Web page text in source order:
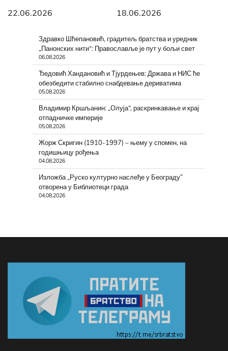
22.06.2026 18.06.2026
Здравко Шћепановић, градитељ братства и уредник
„Панонских нити“: Православље је пут у бољи свет
06.08.2026
Ђедовић Хандановић и Тјурдењев: Држава и НИС ће
обезбедити стабилно снабдевање дериватима
05.08.2026
Владимир Кршљанин: „Олуја“, раскринкавање и крај
отпадничке империје
05.08.2026
Жорж Скригин (1910-1997) – њему у спомен, на
годишњицу рођења
04.08.2026
Изложба „Руско културно наслеђе у Београду”
отворена у Библиотеци града
04.08.2026